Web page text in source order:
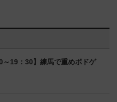
～19：30】練馬で重めボドゲ